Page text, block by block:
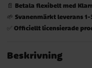
📄 Betala flexibelt med
🌱 Svanenmärkt leverans
✅ Officiellt licensierade
Beskrivning